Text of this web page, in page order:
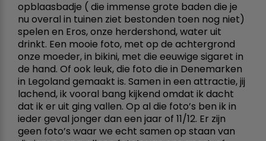
opblaasbadje ( die immense grote baden die je
nu overal in tuinen ziet bestonden toen nog niet)
spelen en Eros, onze herdershond, water uit
drinkt. Een mooie foto, met op de achtergrond
onze moeder, in bikini, met die eeuwige sigaret in
de hand. Of ook leuk, die foto die in Denemarken
in Legoland gemaakt is. Samen in een attractie, jij
lachend, ik vooral bang kijkend omdat ik dacht
dat ik er uit ging vallen. Op al die foto’s ben ik in
ieder geval jonger dan een jaar of 11/12. Er zijn
geen foto’s waar we echt samen op staan van